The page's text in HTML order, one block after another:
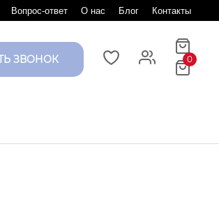
Вопрос-ответ О нас Блог Контакты
ЗВОНОК 0